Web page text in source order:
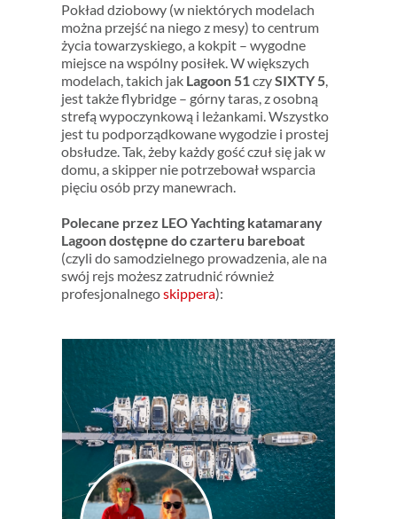
Pokład dziobowy (w niektórych modelach
można przejść na niego z mesy) to centrum
życia towarzyskiego, a kokpit – wygodne
miejsce na wspólny posiłek. W większych
modelach, takich jak Lagoon 51czySIXTY 5,
jest także flybridge – górny taras, z osobną
strefą wypoczynkową i leżankami. Wszystko
jest tu podporządkowane wygodzie i prostej
obsłudze. Tak, żeby każdy gość czuł się jak w
domu, a skipper nie potrzebował wsparcia
pięciu osób przy manewrach.
Polecane przez LEO Yachting katamarany
Lagoon dostępne do czarteru bareboat
(czyli do samodzielnego prowadzenia, ale na
swój rejs możesz zatrudnić również
profesjonalnegoskippera):